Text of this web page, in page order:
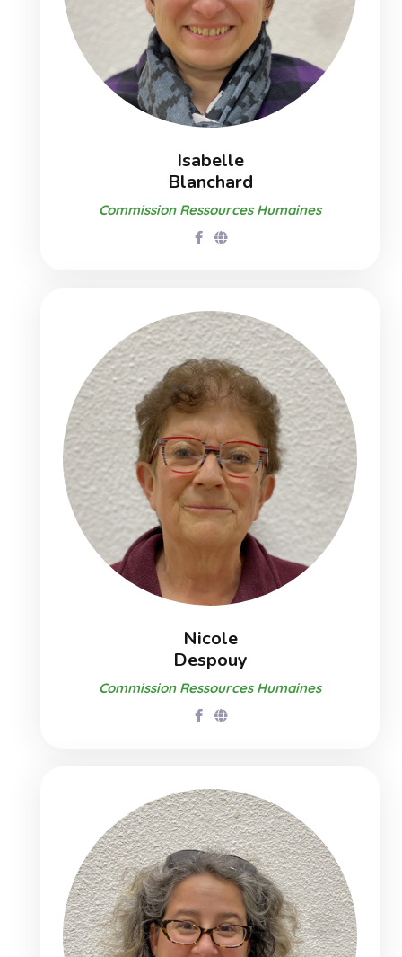
Isabelle
Blanchard
Commission Ressources Humaines
Nicole
Despouy
Commission Ressources Humaines